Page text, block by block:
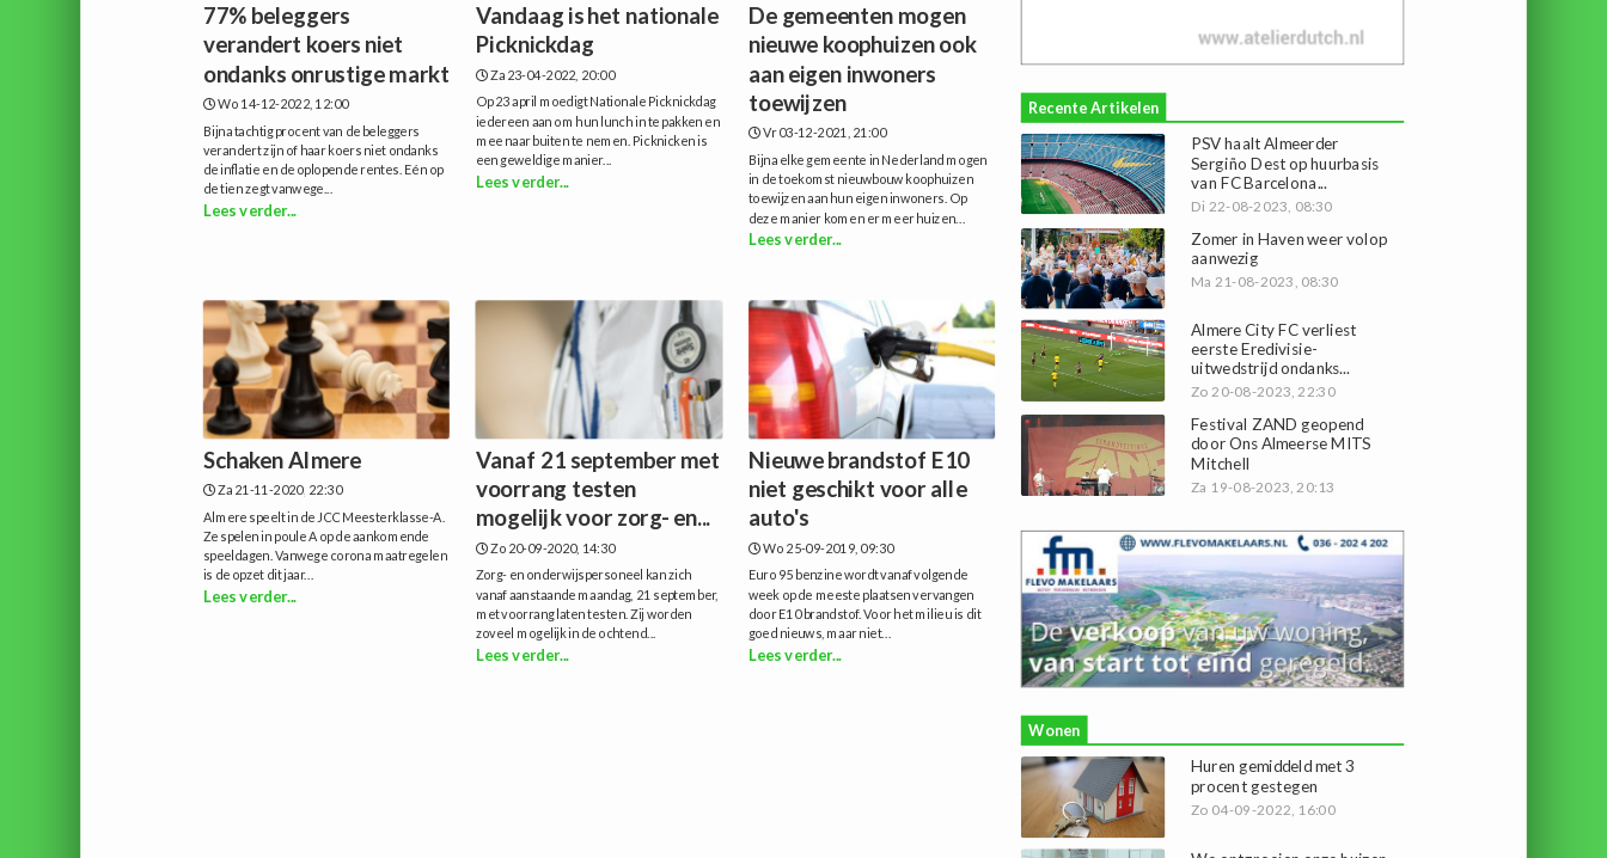
77% beleggers
verandert koers niet
ondanks onrustige markt
Wo 14-12-2022, 12:00
Bijna tachtig procent van de beleggers
verandert zijn of haar koers niet ondanks
de inflatie en de oplopende rentes. Eén op
de tien zegt vanwege...
Lees verder...
Vandaag is het nationale
Picknickdag
Za 23-04-2022, 20:00
Op 23 april moedigt Nationale Picknickdag
iedereen aan om hun lunch in te pakken en
mee naar buiten te nemen. Picknicken is
een geweldige manier...
Lees verder...
De gemeenten mogen
nieuwe koophuizen ook
aan eigen inwoners
toewijzen
Vr 03-12-2021, 21:00
Bijna elke gemeente in Nederland mogen
in de toekomst nieuwbouw koophuizen
toewijzen aan hun eigen inwoners. Op
deze manier komen er meer huizen...
Lees verder...
Schaken Almere
Za 21-11-2020, 22:30
Almere speelt in de JCC Meesterklasse-A.
Ze spelen in poule A op de aankomende
speeldagen. Vanwege corona maatregelen
is de opzet dit jaar...
Lees verder...
Vanaf 21 september met
voorrang testen
mogelijk voor zorg- en...
Zo 20-09-2020, 14:30
Zorg- en onderwijspersoneel kan zich
vanaf aanstaande maandag, 21 september,
met voorrang laten testen. Zij worden
zoveel mogelijk in de ochtend...
Lees verder...
Nieuwe brandstof E10
niet geschikt voor alle
auto's
Wo 25-09-2019, 09:30
Euro 95 benzine wordt vanaf volgende
week op de meeste plaatsen vervangen
door E10 brandstof. Voor het milieu is dit
goed nieuws, maar niet...
Lees verder...
Recente Artikelen
PSV haalt Almeerder
Sergiño Dest op huurbasis
van FC Barcelona...
Di 22-08-2023, 08:30
Zomer in Haven weer volop
aanwezig
Ma 21-08-2023, 08:30
Almere City FC verliest
eerste Eredivisie-
uitwedstrijd ondanks...
Zo 20-08-2023, 22:30
Festival ZAND geopend
door Ons Almeerse MITS
Mitchell
Za 19-08-2023, 20:13
Wonen
Huren gemiddeld met 3
procent gestegen
Zo 04-09-2022, 16:00